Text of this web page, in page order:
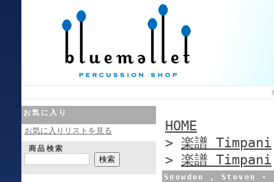
お気に入り
お気に入りリストを見る
商品検索
HOME
> 楽譜 Timpani
> 楽譜 Timpani
Snowden , Steven -